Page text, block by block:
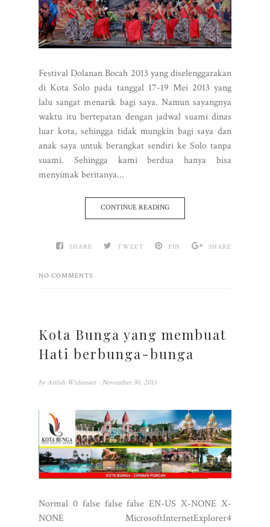
Festival Dolanan Bocah 2013 yang diselenggarakan
di Kota Solo pada tanggal 17-19 Mei 2013 yang
lalu sangat menarik bagi saya. Namun sayangnya
waktu itu bertepatan dengan jadwal suami dinas
luar kota, sehingga tidak mungkin bagi saya dan
anak saya untuk berangkat sendiri ke Solo tanpa
suami. Sehingga kami berdua hanya bisa
menyimak beritanya...
CONTINUE READING
SHARE TWEET PIN SHARE
NO COMMENTS
Kota Bunga yang membuat
Hati berbunga-bunga
by Arifah Wulansari - November 30, 2013
Normal 0 false false false EN-US X-NONE X-
NONE MicrosoftInternetExplorer4